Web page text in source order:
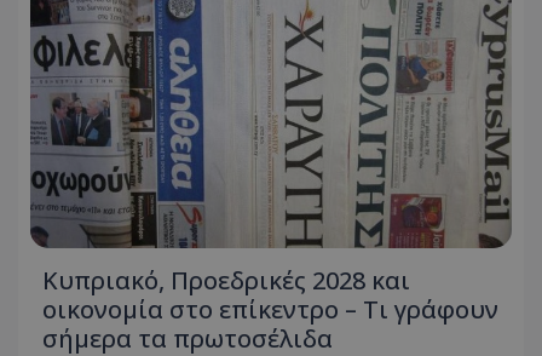
Κυπριακό, Προεδρικές 2028 και
οικονομία στο επίκεντρο – Τι γράφουν
σήμερα τα πρωτοσέλιδα